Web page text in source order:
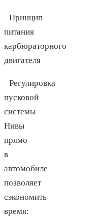
Принцип
питания
карбюраторного
двигателя
Регулировка
пусковой
системы
Нивы
прямо
в
автомобиле
позволяет
сэкономить
время: